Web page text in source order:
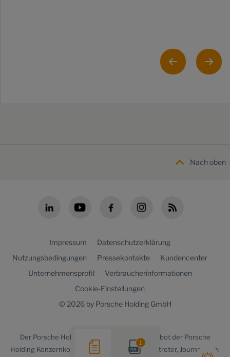
1
Nach oben
Impressum
Datenschutzerklärung
Nutzungsbedingungen
Pressekontakte
Kundencenter
Unternehmensprofil
Verbraucherinformationen
Cookie-Einstellungen
© 2026 by Porsche Holding GmbH
Der Porsche Holding newsroom
ist ein Angebot der Porsche
Holding Konzernkommunikation für Medienvertreter, Journalisten,